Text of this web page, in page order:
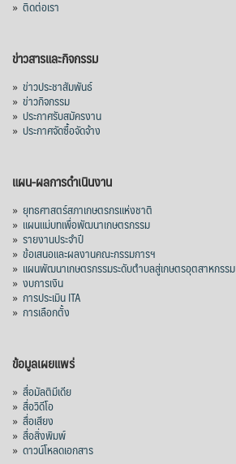
» ติดต่อเรา
ข่าวสารและกิจกรรม
» ข่าวประชาสัมพันธ์
» ข่าวกิจกรรม
» ประกาศรับสมัครงาน
» ประกาศจัดซื้อจัดจ้าง
แผน-ผลการดำเนินงาน
» ยุทธศาสตร์สภาเกษตรกรแห่งชาติ
» แผนแม่บทเพื่อพัฒนาเกษตรกรรม
» รายงานประจำปี
» ข้อเสนอและผลงานคณะกรรมการฯ
» แผนพัฒนาเกษตรกรรมระดับตำบลสู่เกษตรอุตสาหกรรม
» งบการเงิน
» การประเมิน ITA
» การเลือกตั้ง
ข้อมูลเผยแพร่
» สื่อมัลติมีเดีย
» สื่อวิดีโอ
» สื่อเสียง
» สื่อสิ่งพิมพ์
» ดาวน์โหลดเอกสาร